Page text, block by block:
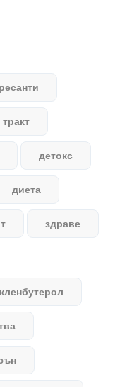
детокс
диета
здраве
кленбутерол